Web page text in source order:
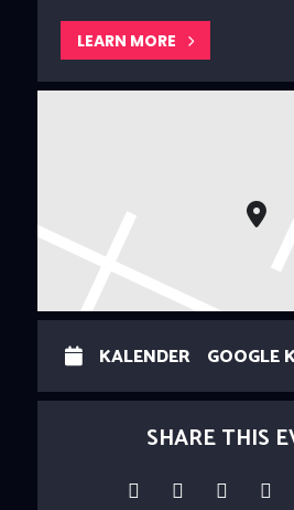
LEARN MORE
KALENDER GOOGLE
SHARE THIS